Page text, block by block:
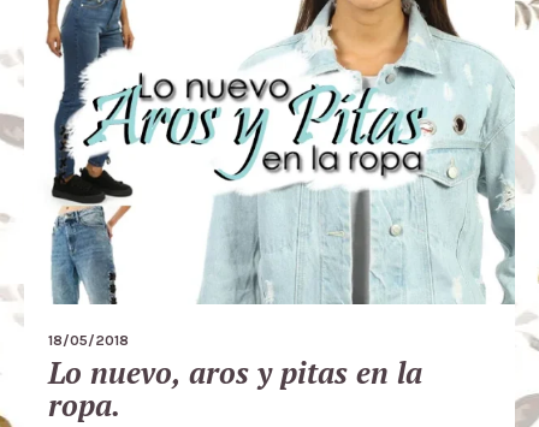
18/05/2018
Lo nuevo, aros y pitas en la
ropa.